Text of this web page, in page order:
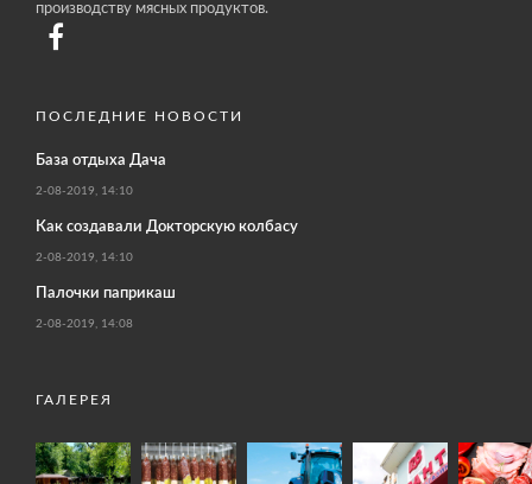
производству мясных продуктов.
ПОСЛЕДНИЕ НОВОСТИ
База отдыха Дача
2-08-2019, 14:10
Как создавали Докторскую колбасу
2-08-2019, 14:10
Палочки паприкаш
2-08-2019, 14:08
ГАЛЕРЕЯ